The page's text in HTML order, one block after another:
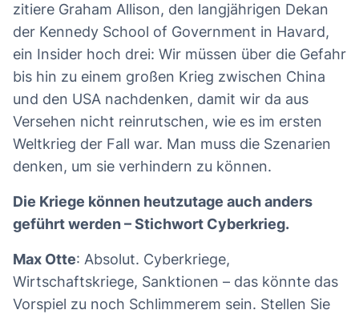
zitiere Graham Allison, den langjährigen Dekan
der Kennedy School of Government in Havard,
ein Insider hoch drei: Wir müssen über die Gefahr
bis hin zu einem großen Krieg zwischen China
und den USA nachdenken, damit wir da aus
Versehen nicht reinrutschen, wie es im ersten
Weltkrieg der Fall war. Man muss die Szenarien
denken, um sie verhindern zu können.
Die Kriege können heutzutage auch anders
geführt werden – Stichwort Cyberkrieg.
Max Otte: Absolut. Cyberkriege,
Wirtschaftskriege, Sanktionen – das könnte das
Vorspiel zu noch Schlimmerem sein. Stellen Sie